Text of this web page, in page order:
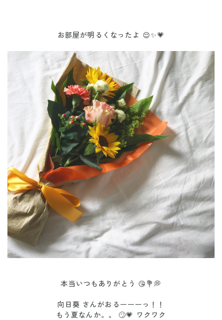
お部屋が明るくなったよ 😌✨💗
本当いつもありがとう 😘💐💭
向日葵 さんがおるーーーっ！！
もう夏なんか。。 🙄💗 ワクワク